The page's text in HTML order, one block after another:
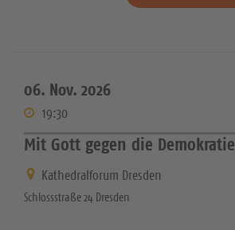
06. Nov. 2026
19:30
Mit Gott gegen die Demokratie
Kathedralforum Dresden
Schlossstraße 24 Dresden